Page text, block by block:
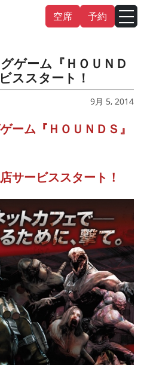
空席 予約
ゲーム『ＨＯＵＮＤ
ススタート！
9月 5, 2014
ーム『ＨＯＵＮＤＳ』
サービススタート！
體） 中文（简体